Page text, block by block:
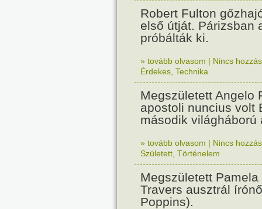
Robert Fulton
első útját. Párizsban
próbálták ki.
» tovább olvasom | Nincs
Érdekes Technika
Megszületett Angelo
apostoli nuncius volt
második világháború
» tovább olvasom | Nincs
Született Történelem
Megszületett Pamela
Travers ausztrál
Poppins).